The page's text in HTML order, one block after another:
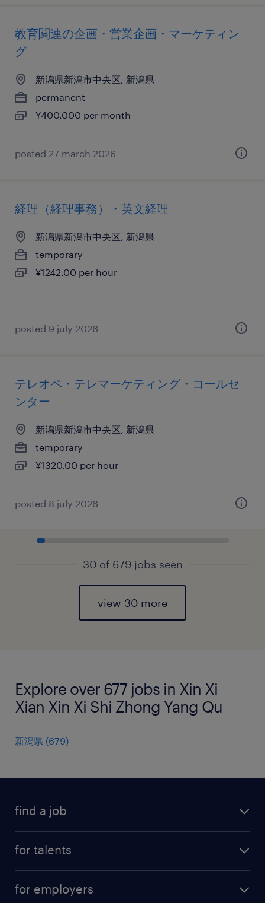
教育関連の企画・営業企画・マーケティン
グ
新潟県新潟市中央区, 新潟県
permanent
¥400,000 per month
posted 27 march 2026
経理（経理事務）・英文経理
新潟県新潟市中央区, 新潟県
temporary
¥1242.00 per hour
posted 9 july 2026
テレオペ・テレマーケティング・コールセ
ンター
新潟県新潟市中央区, 新潟県
temporary
¥1320.00 per hour
posted 8 july 2026
30 of 679 jobs seen
view 30 more
Explore over 677 jobs in Xin Xi
Xian Xin Xi Shi Zhong Yang Qu
新潟県 (679)
find a job
for talents
professional career
for employers